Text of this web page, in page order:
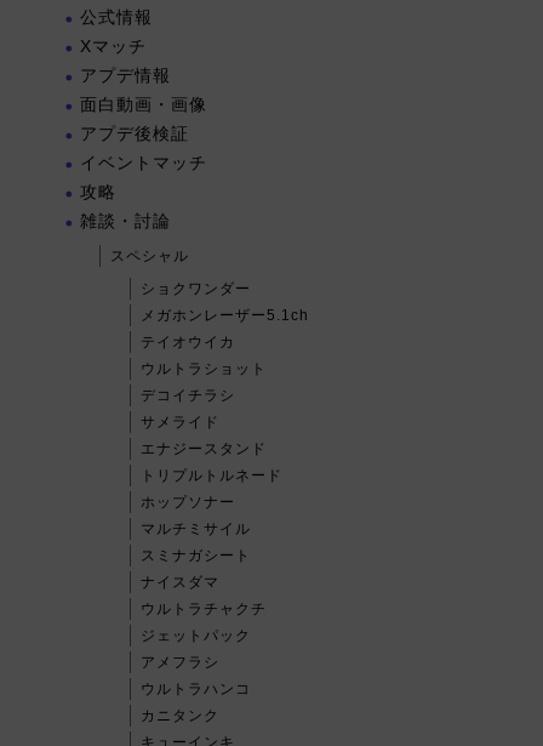
公式情報
Xマッチ
アプデ情報
面白動画・画像
アプデ後検証
イベントマッチ
攻略
雑談・討論
スペシャル
ショクワンダー
メガホンレーザー5.1ch
テイオウイカ
ウルトラショット
デコイチラシ
サメライド
エナジースタンド
トリプルトルネード
ホップソナー
マルチミサイル
スミナガシート
ナイスダマ
ウルトラチャクチ
ジェットパック
アメフラシ
ウルトラハンコ
カニタンク
キューインキ